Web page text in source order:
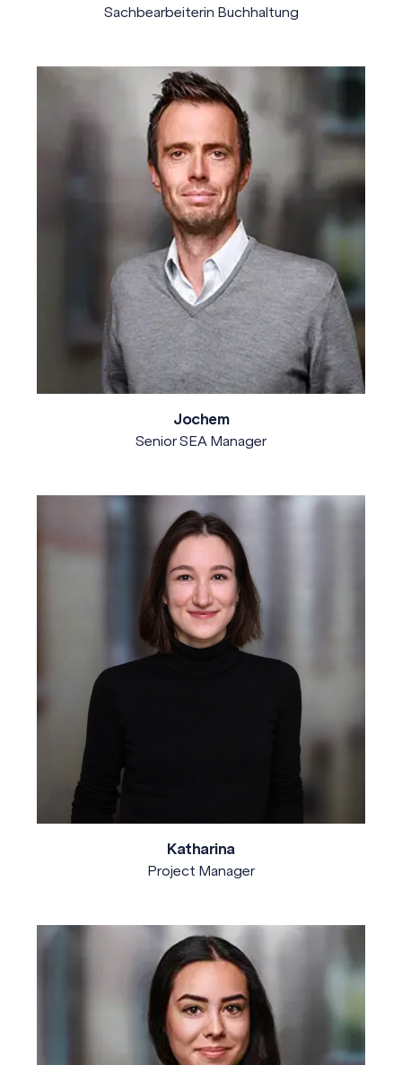
Sachbearbeiterin Buchhaltung
Jochem
Senior SEA Manager
Katharina
Project Manager